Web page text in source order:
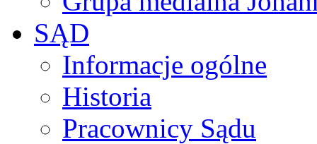
SĄD
Informacje ogólne
Historia
Pracownicy Sądu